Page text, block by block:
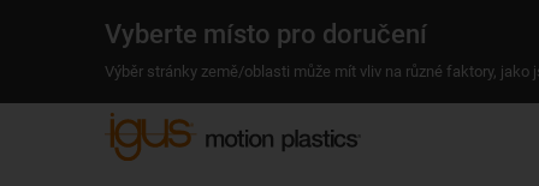
Vyberte místo pro doručení
Výběr stránky země/oblasti může mít vliv na různé faktory,